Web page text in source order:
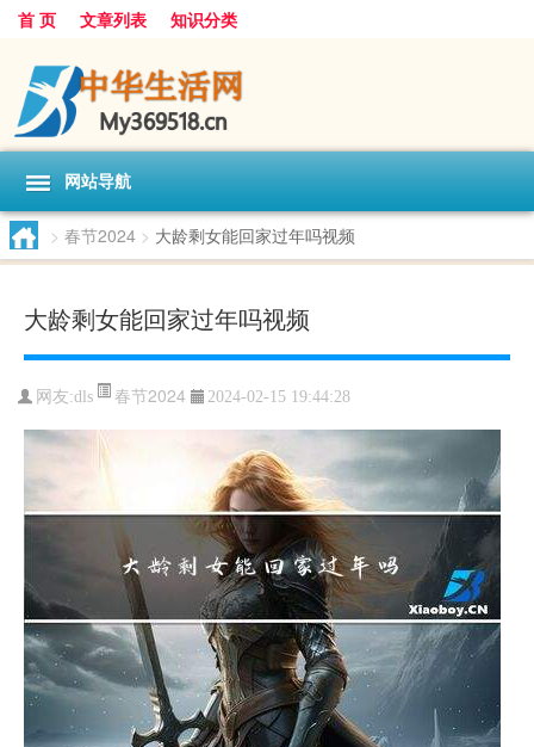
首 页 文章列表 知识分类
网站导航
> 春节2024 > 大龄剩女能回家过年吗视频
大龄剩女能回家过年吗视频
网友:dls 春节2024 2024-02-15 19:44:28